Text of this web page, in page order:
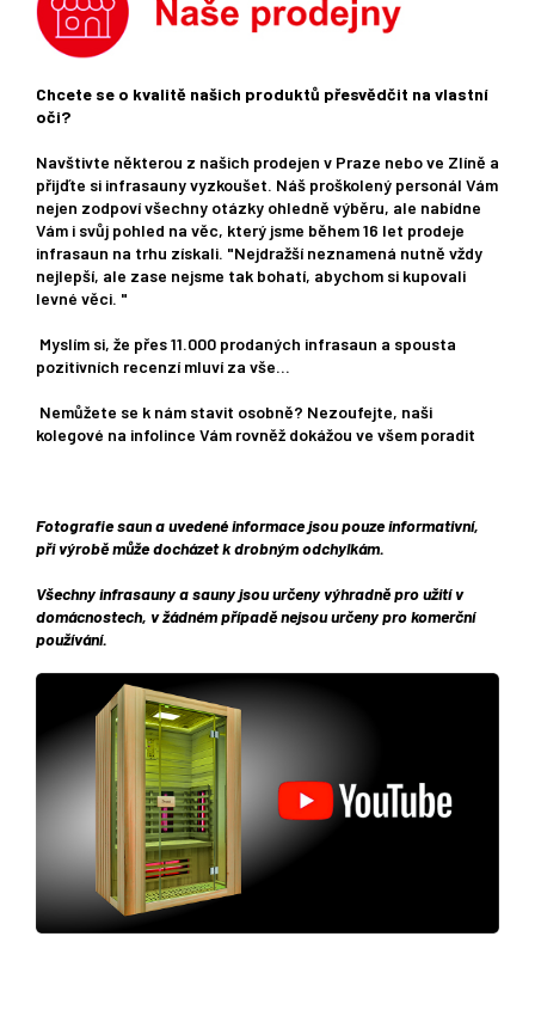
Chcete se o kvalitě našich produktů přesvědčit na vlastní
oči?
Navštivte některou z našich prodejen v Praze nebo ve Zlíně a
přijďte si infrasauny vyzkoušet. Náš proškolený personál Vám
nejen zodpoví všechny otázky ohledně výběru, ale nabídne
Vám i svůj pohled na věc, který jsme během 16 let prodeje
infrasaun na trhu získali. "Nejdražší neznamená nutně vždy
nejlepší, ale zase nejsme tak bohatí, abychom si kupovali
levné věci. "
Myslím si, že přes 11.000 prodaných infrasaun a spousta
pozitivních recenzí mluví za vše...
Nemůžete se k nám stavit osobně? Nezoufejte, naši
kolegové na infolince Vám rovněž dokážou ve všem poradit
Fotografie saun a uvedené informace jsou pouze informativní,
při výrobě může docházet k drobným odchylkám.
Všechny infrasauny a sauny jsou určeny výhradně pro užití v
domácnostech, v žádném případě nejsou určeny pro komerční
používání.